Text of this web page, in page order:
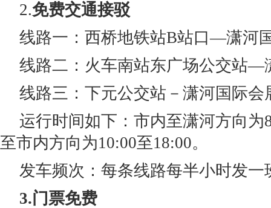
2.免费交通接驳
线路一：西桥地铁站B站口—潇河
线路二：火车南站东广场公交站—
线路三：下元公交站－潇河国际会
运行时间如下：市内至潇河方向为
至市内方向为10:00至18:00。
发车频次：每条线路每半小时发一
3.门票免费